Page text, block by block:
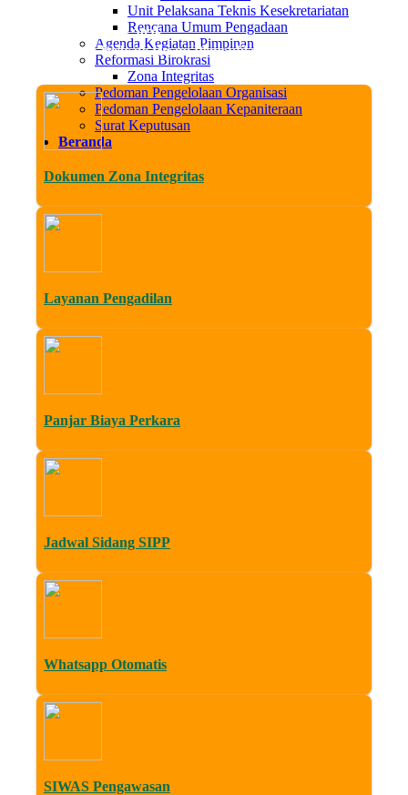
Unit Pelaksana Teknis Kesekretariatan
Rencana Umum Pengadaan
Agenda Kegiatan Pimpinan
Reformasi Birokrasi
Zona Integritas
Pedoman Pengelolaan Organisasi
Pedoman Pengelolaan Kepaniteraan
Surat Keputusan
Beranda
Min, 09 Agustus 2026
di Website Resmi Pengadilan Agama Sleman. Media
Dokumen Zona Integritas
Layanan Pengadilan
Panjar Biaya Perkara
Jadwal Sidang SIPP
Whatsapp Otomatis
SIWAS Pengawasan